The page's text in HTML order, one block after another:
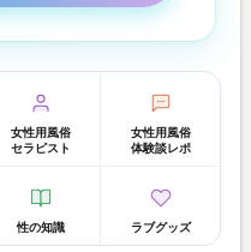
女性用風俗
セラピスト
女性用風俗
体験談レポ
性の知識 ラブグッズ